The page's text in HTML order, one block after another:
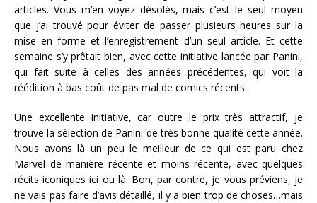
articles. Vous m’en voyez désolés, mais c’est le seul moyen
que j’ai trouvé pour éviter de passer plusieurs heures sur la
mise en forme et l’enregistrement d’un seul article. Et cette
semaine s’y prêtait bien, avec cette initiative lancée par Panini,
qui fait suite à celles des années précédentes, qui voit la
réédition à bas coût de pas mal de comics récents.
Une excellente initiative, car outre le prix très attractif, je
trouve la sélection de Panini de très bonne qualité cette année.
Nous avons là un peu le meilleur de ce qui est paru chez
Marvel de manière récente et moins récente, avec quelques
récits iconiques ici ou là. Bon, par contre, je vous préviens, je
ne vais pas faire d’avis détaillé, il y a bien trop de choses…mais